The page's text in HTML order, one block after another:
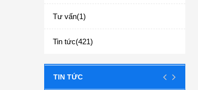
Tư vấn(1)
Tin tức(421)
TIN TỨC